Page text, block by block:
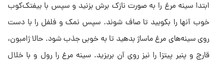
ابتدا سینه مرغ را به صورت نازک برش بزنید و سپس با بیفتک‌کوب
خوب آنها را بکوبید تا صاف شوند. سپس نمک و فلفل را با دست
روی سینه‌های مرغ ماساژ بدهید تا به خوبی جذب شود. حالا ژامبون،
قارچ و پنیر پیتزا را نیز روی آن بریزید. سینه مرغ را رول و با خلال